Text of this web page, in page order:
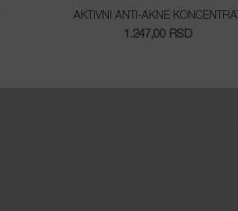
AKTIVNI ANTI-AKNE KONCENTRAT
1.247,00 RSD